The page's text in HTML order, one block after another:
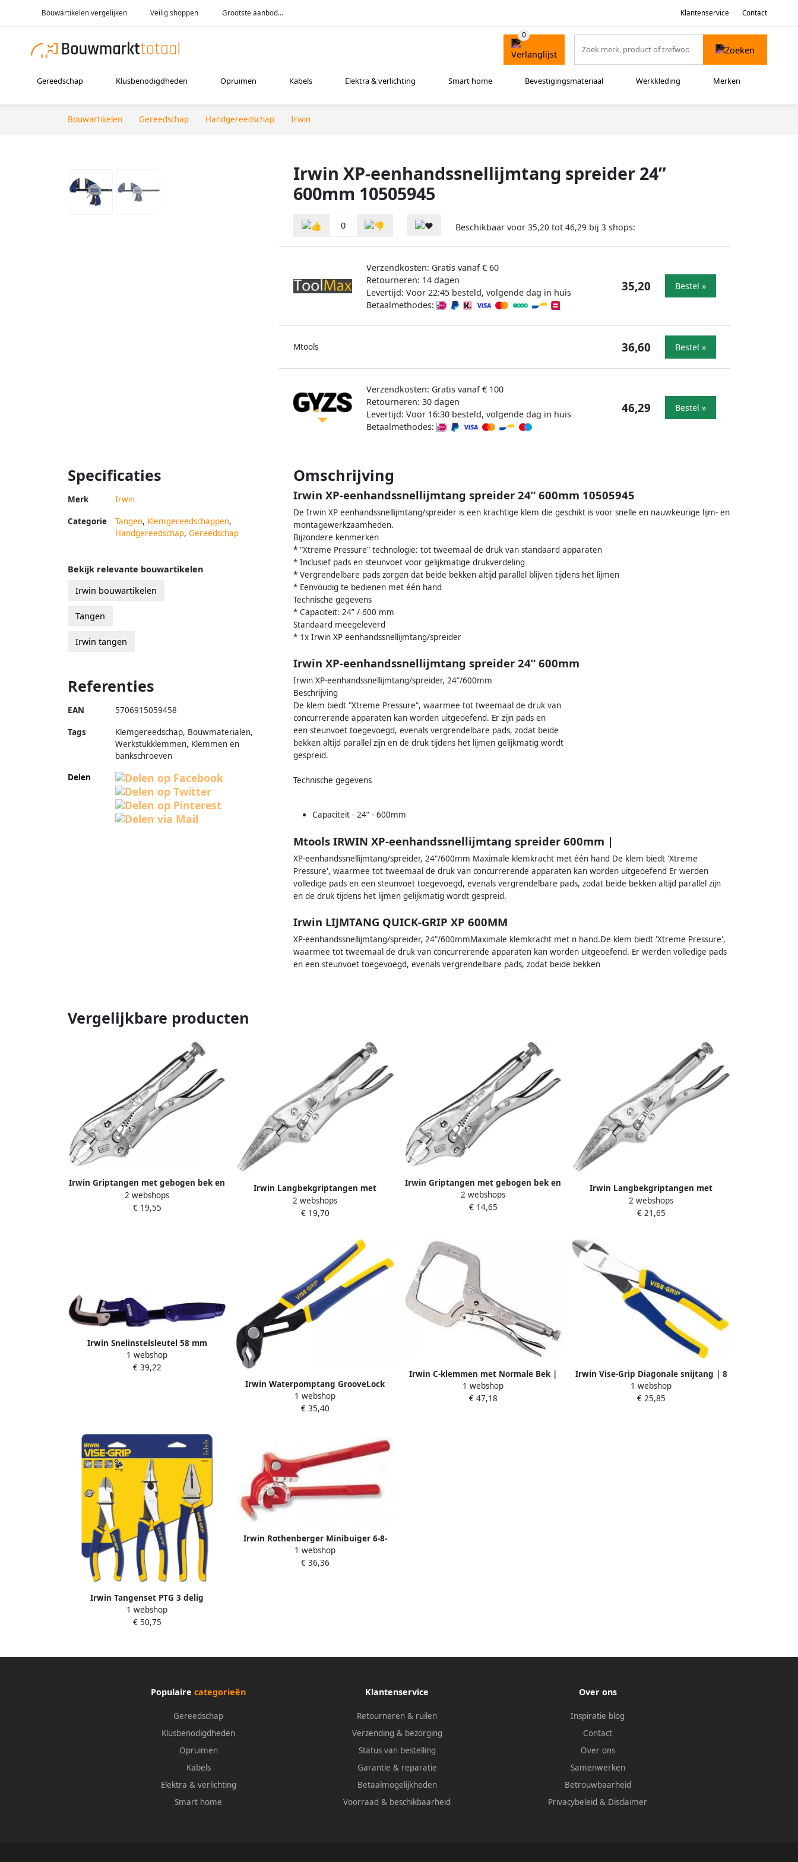
Bouwartikelen vergelijken Veilig shoppen Grootste aanbod... Klantenservice Contact
Gereedschap Klusbenodigdheden Opruimen Kabels Elektra & verlichting Smart home Bevestigingsmateriaal Werkkleding Merken
Bouwartikelen Gereedschap Handgereedschap Irwin
Irwin XP-eenhandssnellijmtang spreider 24”
600mm 10505945
0 Beschikbaar voor 35,20 tot 46,29 bij 3 shops:
Verzendkosten: Gratis vanaf € 60
Retourneren: 14 dagen
Levertijd: Voor 22:45 besteld, volgende dag in huis
Betaalmethodes:
35,20 Bestel »
Mtools 36,60 Bestel »
Verzendkosten: Gratis vanaf € 100
Retourneren: 30 dagen
Levertijd: Voor 16:30 besteld, volgende dag in huis
Betaalmethodes:
46,29 Bestel »
Specificaties
Merk Irwin
Categorie Tangen, Klemgereedschappen,
Handgereedschap, Gereedschap
Omschrijving
Irwin XP-eenhandssnellijmtang spreider 24” 600mm 10505945
De Irwin XP eenhandssnellijmtang/spreider is een krachtige klem die geschikt is voor snelle en nauwkeurige lijm- en
montagewerkzaamheden.
Bijzondere kenmerken
* "Xtreme Pressure" technologie: tot tweemaal de druk van standaard apparaten
* Inclusief pads en steunvoet voor gelijkmatige drukverdeling
* Vergrendelbare pads zorgen dat beide bekken altijd parallel blijven tijdens het lijmen
* Eenvoudig te bedienen met één hand
Technische gegevens
* Capaciteit: 24” / 600 mm
Standaard meegeleverd
* 1x Irwin XP eenhandssnellijmtang/spreider
Irwin XP-eenhandssnellijmtang spreider 24” 600mm
Irwin XP-eenhandssnellijmtang/spreider, 24”/600mm
Beschrijving
De klem biedt "Xtreme Pressure", waarmee tot tweemaal de druk van
concurrerende apparaten kan worden uitgeoefend. Er zijn pads en
een steunvoet toegevoegd, evenals vergrendelbare pads, zodat beide
bekken altijd parallel zijn en de druk tijdens het lijmen gelijkmatig wordt
gespreid.
Technische gegevens
Capaciteit - 24” - 600mm
Mtools IRWIN XP-eenhandssnellijmtang spreider 600mm |
XP-eenhandssnellijmtang/spreider, 24"/600mm Maximale klemkracht met één hand De klem biedt 'Xtreme
Pressure', waarmee tot tweemaal de druk van concurrerende apparaten kan worden uitgeoefend Er werden
volledige pads en een steunvoet toegevoegd, evenals vergrendelbare pads, zodat beide bekken altijd parallel zijn
en de druk tijdens het lijmen gelijkmatig wordt gespreid.
Irwin LIJMTANG QUICK-GRIP XP 600MM
XP-eenhandssnellijmtang/spreider, 24"/600mmMaximale klemkracht met n hand.De klem biedt 'Xtreme Pressure',
waarmee tot tweemaal de druk van concurrerende apparaten kan worden uitgeoefend. Er werden volledige pads
en een steunvoet toegevoegd, evenals vergrendelbare pads, zodat beide bekken
Bekijk relevante bouwartikelen
Irwin bouwartikelen
Tangen
Irwin tangen
Referenties
EAN 5706915059458
Tags
Klemgereedschap, Bouwmaterialen,
Werkstukklemmen, Klemmen en
bankschroeven
Delen
Vergelijkbare producten
Irwin Griptangen met gebogen bek en
draadknipper | 10WR 10” 250 mm
T0502EL4
2 webshops
€ 19,55
Irwin Langbekgriptangen met
Draadknipper | Orginele 6LN 6" 150
mm T1402EL4
2 webshops
€ 19,70
Irwin Griptangen met gebogen bek en
draadknipper | Originele 7WR 7” 175
mm T0702EL4
2 webshops
€ 14,65
Irwin Langbekgriptangen met
Draadknipper | Orginele 9LN 9” 225
mm T1502EL4
2 webshops
€ 21,65
Irwin Snelinstelsleutel 58 mm
Snelgriptang | 3 58mm IR10503642
1 webshop
€ 39,22
Irwin Waterpomptang GrooveLock
gv10 PTG 10” 250mm 10507628
1 webshop
€ 35,40
Irwin C-klemmen met Normale Bek |
Orginele 18R 18" 455 mm IRT18R
1 webshop
€ 47,18
Irwin Vise-Grip Diagonale snijtang | 8
200 mm IR10505495
1 webshop
€ 25,85
Irwin Tangenset PTG 3 delig
IR10505483
1 webshop
€ 50,75
Irwin Rothenberger Minibuiger 6-8-
10mm ROT025160E
1 webshop
€ 36,36
Populaire categorieën
Gereedschap
Klusbenodigdheden
Opruimen
Kabels
Elektra & verlichting
Smart home
Klantenservice
Retourneren & ruilen
Verzending & bezorging
Status van bestelling
Garantie & reparatie
Betaalmogelijkheden
Voorraad & beschikbaarheid
Over ons
Inspiratie blog
Contact
Over ons
Samenwerken
Betrouwbaarheid
Privacybeleid & Disclaimer